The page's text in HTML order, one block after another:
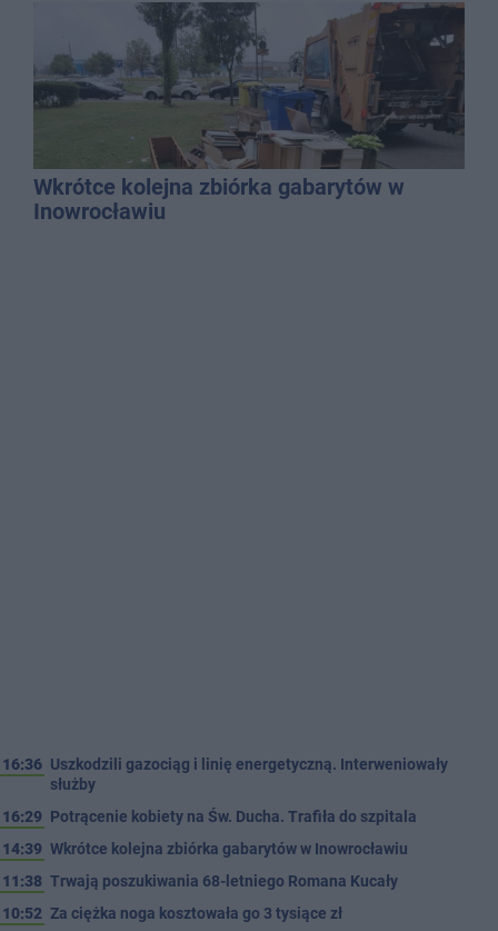
Wkrótce kolejna zbiórka gabarytów w
Inowrocławiu
16:36 Uszkodzili gazociąg i linię energetyczną. Interweniowały
służby
16:29 Potrącenie kobiety na Św. Ducha. Trafiła do szpitala
14:39 Wkrótce kolejna zbiórka gabarytów w Inowrocławiu
11:38 Trwają poszukiwania 68-letniego Romana Kucały
10:52 Za ciężka noga kosztowała go 3 tysiące zł